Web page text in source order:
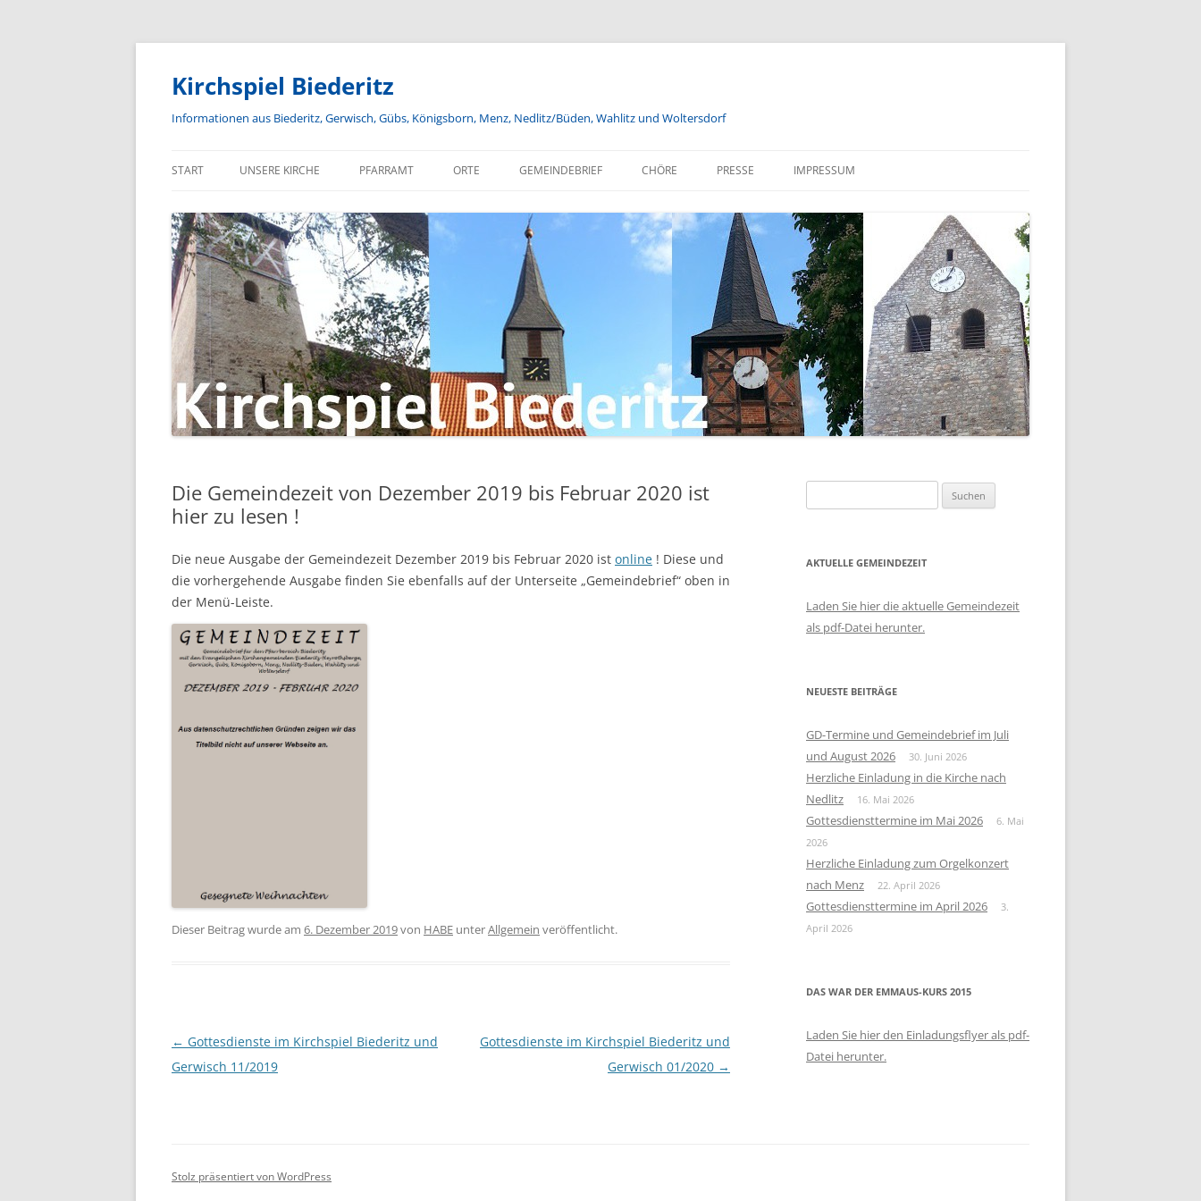
Zum
springen
Kirchspiel Biederitz
Informationen aus Biederitz, Gerwisch, Gübs, Königsborn, Menz, Nedlitz/Büden, Wahlitz und Woltersdorf
START UNSERE KIRCHE
JUNGE GEMEINDE JUGENDGOTTESDIENST
SENIORENTREFF
VERANSTALTUNGEN DER
HERBSTASTERN
PFARRAMT ORTE GEMEINDEBRIEF CHÖRE PRESSE IMPRESSUM
Die Gemeindezeit von Dezember 2019 bis Februar 2020 ist
hier zu lesen !
Die neue Ausgabe der Gemeindezeit Dezember 2019 bis Februar 2020 ist online ! Diese und
die vorhergehende Ausgabe finden Sie ebenfalls auf der Unterseite „Gemeindebrief“ oben in
der Menü-Leiste.
Dieser Beitrag wurde am 6. Dezember 2019von HABE unterAllgemein veröffentlicht.
Beitragsnavigation
← Gottesdienste im Kirchspiel Biederitz und
Gerwisch 11/2019
Gottesdienste im Kirchspiel Biederitz und
Gerwisch 01/2020 →
nach:
AKTUELLE GEMEINDEZEIT
Laden Sie hier die aktuelle Gemeindezeit
als pdf-Datei herunter.
NEUESTE BEITRÄGE
GD-Termine und Gemeindebrief im Juli
und August 2026
30. Juni 2026
Herzliche Einladung in die Kirche nach
Nedlitz
16. Mai 2026
Gottesdiensttermine im Mai 2026
6. Mai
2026
Herzliche Einladung zum Orgelkonzert
nach Menz
22. April 2026
Gottesdiensttermine im April 2026
3.
April 2026
DAS WAR DER EMMAUS-KURS 2015
Laden Sie hier den Einladungsflyer als pdf-
Datei herunter.
Stolz präsentiert von WordPress